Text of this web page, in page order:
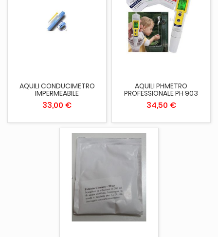
AQUILI CONDUCIMETRO
IMPERMEABILE
33,00 €
AQUILI PHMETRO
PROFESSIONALE PH 903
34,50 €